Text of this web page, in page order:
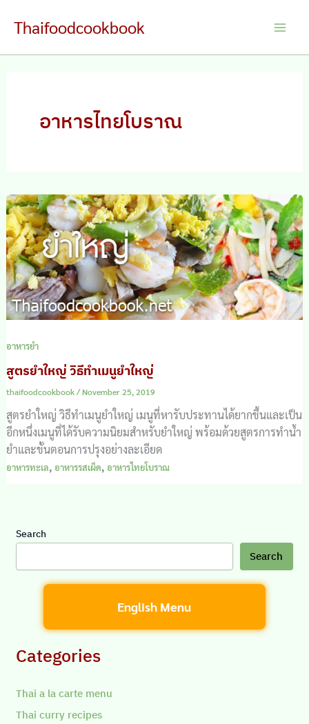
Thaifoodcookbook
อาหารไทยโบราณ
อาหารยำ
สูตรยำใหญ่ วิธีทำเมนูยำใหญ่
thaifoodcookbook/November 25, 2019
สูตรยำใหญ่ วิธีทำเมนูยำใหญ่ เมนูที่หารับประทานได้ยากขึ้นและเป็น
อีกหนึ่งเมนูที่ได้รับความนิยมสำหรับยำใหญ่ พร้อมด้วยสูตรการทำน้ำ
ยำและขั้นตอนการปรุงอย่างละเอียด
อาหารทะเล, อาหารรสเผ็ด, อาหารไทยโบราณ
Search
Search
English Menu
Categories
Thai a la carte menu
Thai curry recipes